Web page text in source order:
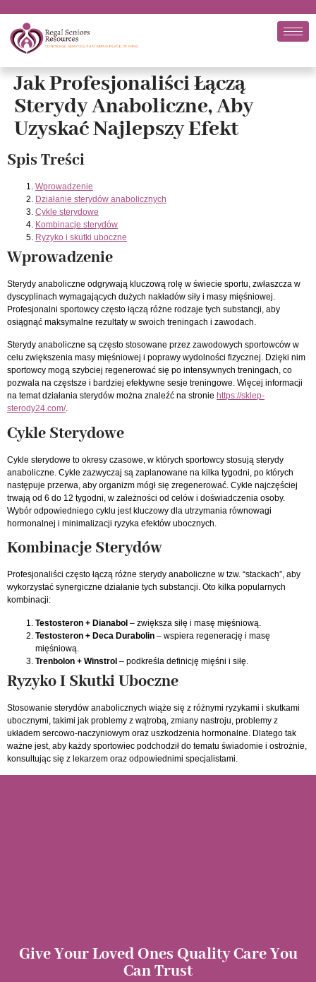
Jak Profesjonaliści Łączą
Sterydy Anaboliczne, Aby
Uzyskać Najlepszy Efekt
Spis Treści
Wprowadzenie
Działanie sterydów anabolicznych
Cykle sterydowe
Kombinacje sterydów
Ryzyko i skutki uboczne
Wprowadzenie
Sterydy anaboliczne odgrywają kluczową rolę w świecie sportu, zwłaszcza w
dyscyplinach wymagających dużych nakładów siły i masy mięśniowej.
Profesjonalni sportowcy często łączą różne rodzaje tych substancji, aby
osiągnąć maksymalne rezultaty w swoich treningach i zawodach.
Sterydy anaboliczne są często stosowane przez zawodowych sportowców w
celu zwiększenia masy mięśniowej i poprawy wydolności fizycznej. Dzięki nim
sportowcy mogą szybciej regenerować się po intensywnych treningach, co
pozwala na częstsze i bardziej efektywne sesje treningowe. Więcej informacji
na temat działania sterydów można znaleźć na stronie https://sklep-
sterody24.com/.
Cykle Sterydowe
Cykle sterydowe to okresy czasowe, w których sportowcy stosują sterydy
anaboliczne. Cykle zazwyczaj są zaplanowane na kilka tygodni, po których
następuje przerwa, aby organizm mógł się zregenerować. Cykle najczęściej
trwają od 6 do 12 tygodni, w zależności od celów i doświadczenia osoby.
Wybór odpowiedniego cyklu jest kluczowy dla utrzymania równowagi
hormonalnej i minimalizacji ryzyka efektów ubocznych.
Kombinacje Sterydów
Profesjonaliści często łączą różne sterydy anaboliczne w tzw. “stackach”, aby
wykorzystać synergiczne działanie tych substancji. Oto kilka popularnych
kombinacji:
Testosteron + Dianabol – zwiększa siłę i masę mięśniową.
Testosteron + Deca Durabolin – wspiera regenerację i masę
mięśniową.
Trenbolon + Winstrol – podkreśla definicję mięśni i siłę.
Ryzyko I Skutki Uboczne
Stosowanie sterydów anabolicznych wiąże się z różnymi ryzykami i skutkami
ubocznymi, takimi jak problemy z wątrobą, zmiany nastroju, problemy z
układem sercowo-naczyniowym oraz uszkodzenia hormonalne. Dlatego tak
ważne jest, aby każdy sportowiec podchodził do tematu świadomie i ostrożnie,
konsultując się z lekarzem oraz odpowiednimi specjalistami.
Give Your Loved Ones Quality Care You
Can Trust